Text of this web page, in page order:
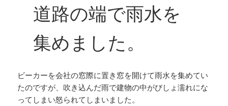
道路の端で雨水を
集めました。
ビーカーを会社の窓際に置き窓を開けて雨水を集めてい
たのですが、吹き込んだ雨で建物の中がびしょ濡れにな
ってしまい怒られてしまいました。